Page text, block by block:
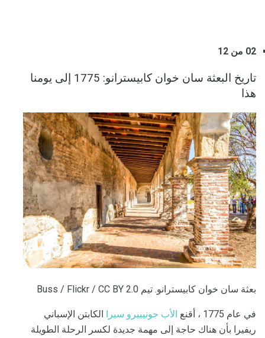
02 من 12
تاريخ البعثة سان خوان كابيسترانو: 1775 إلى يومنا
هذا
بعثة سان خوان كابيسترانو. تيم Buss / Flickr / CC BY 2.0
في عام 1775 ، أقنع الأب جونيبيرو سيرا الكابتن الإسباني
ريفيرا بأن هناك حاجة إلى مهمة جديدة لكسر الرحلة الطويلة